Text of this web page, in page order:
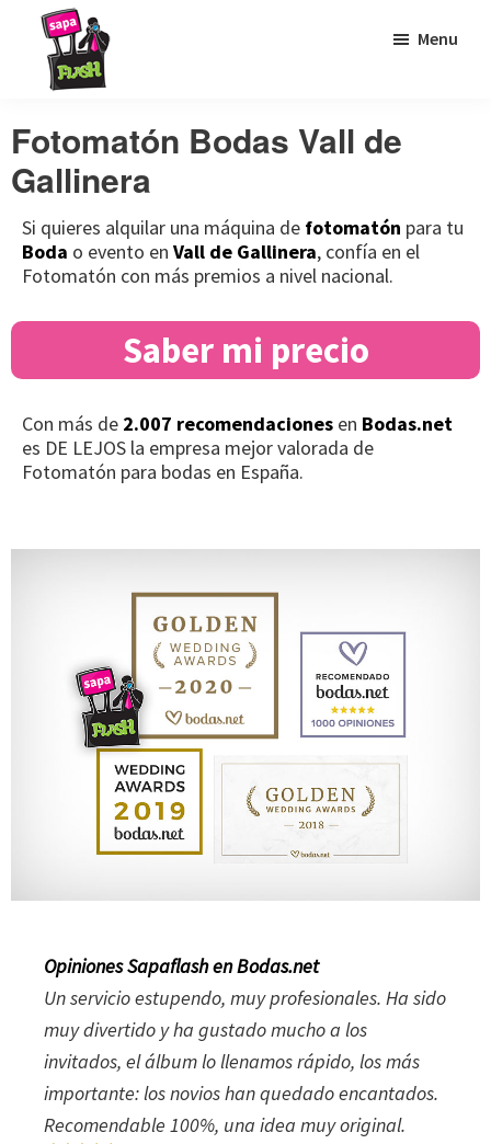
Saltar
principal
Saltar
contenido
Saltar
página
para
bodas
Menu
Fotomatón Bodas Vall de
Gallinera
Si quieres alquilar una máquina de fotomatón para tu
Boda o evento en Vall de Gallinera, confía en el
Fotomatón con más premios a nivel nacional.
Saber mi precio
Con más de 2.007 recomendaciones en Bodas.net
es DE LEJOS la empresa mejor valorada de
Fotomatón para bodas en España.
Opiniones Sapaflash en Bodas.net
Un servicio estupendo, muy profesionales. Ha sido
muy divertido y ha gustado mucho a los
invitados, el álbum lo llenamos rápido, los más
importante: los novios han quedado encantados.
Recomendable 100%, una idea muy original.